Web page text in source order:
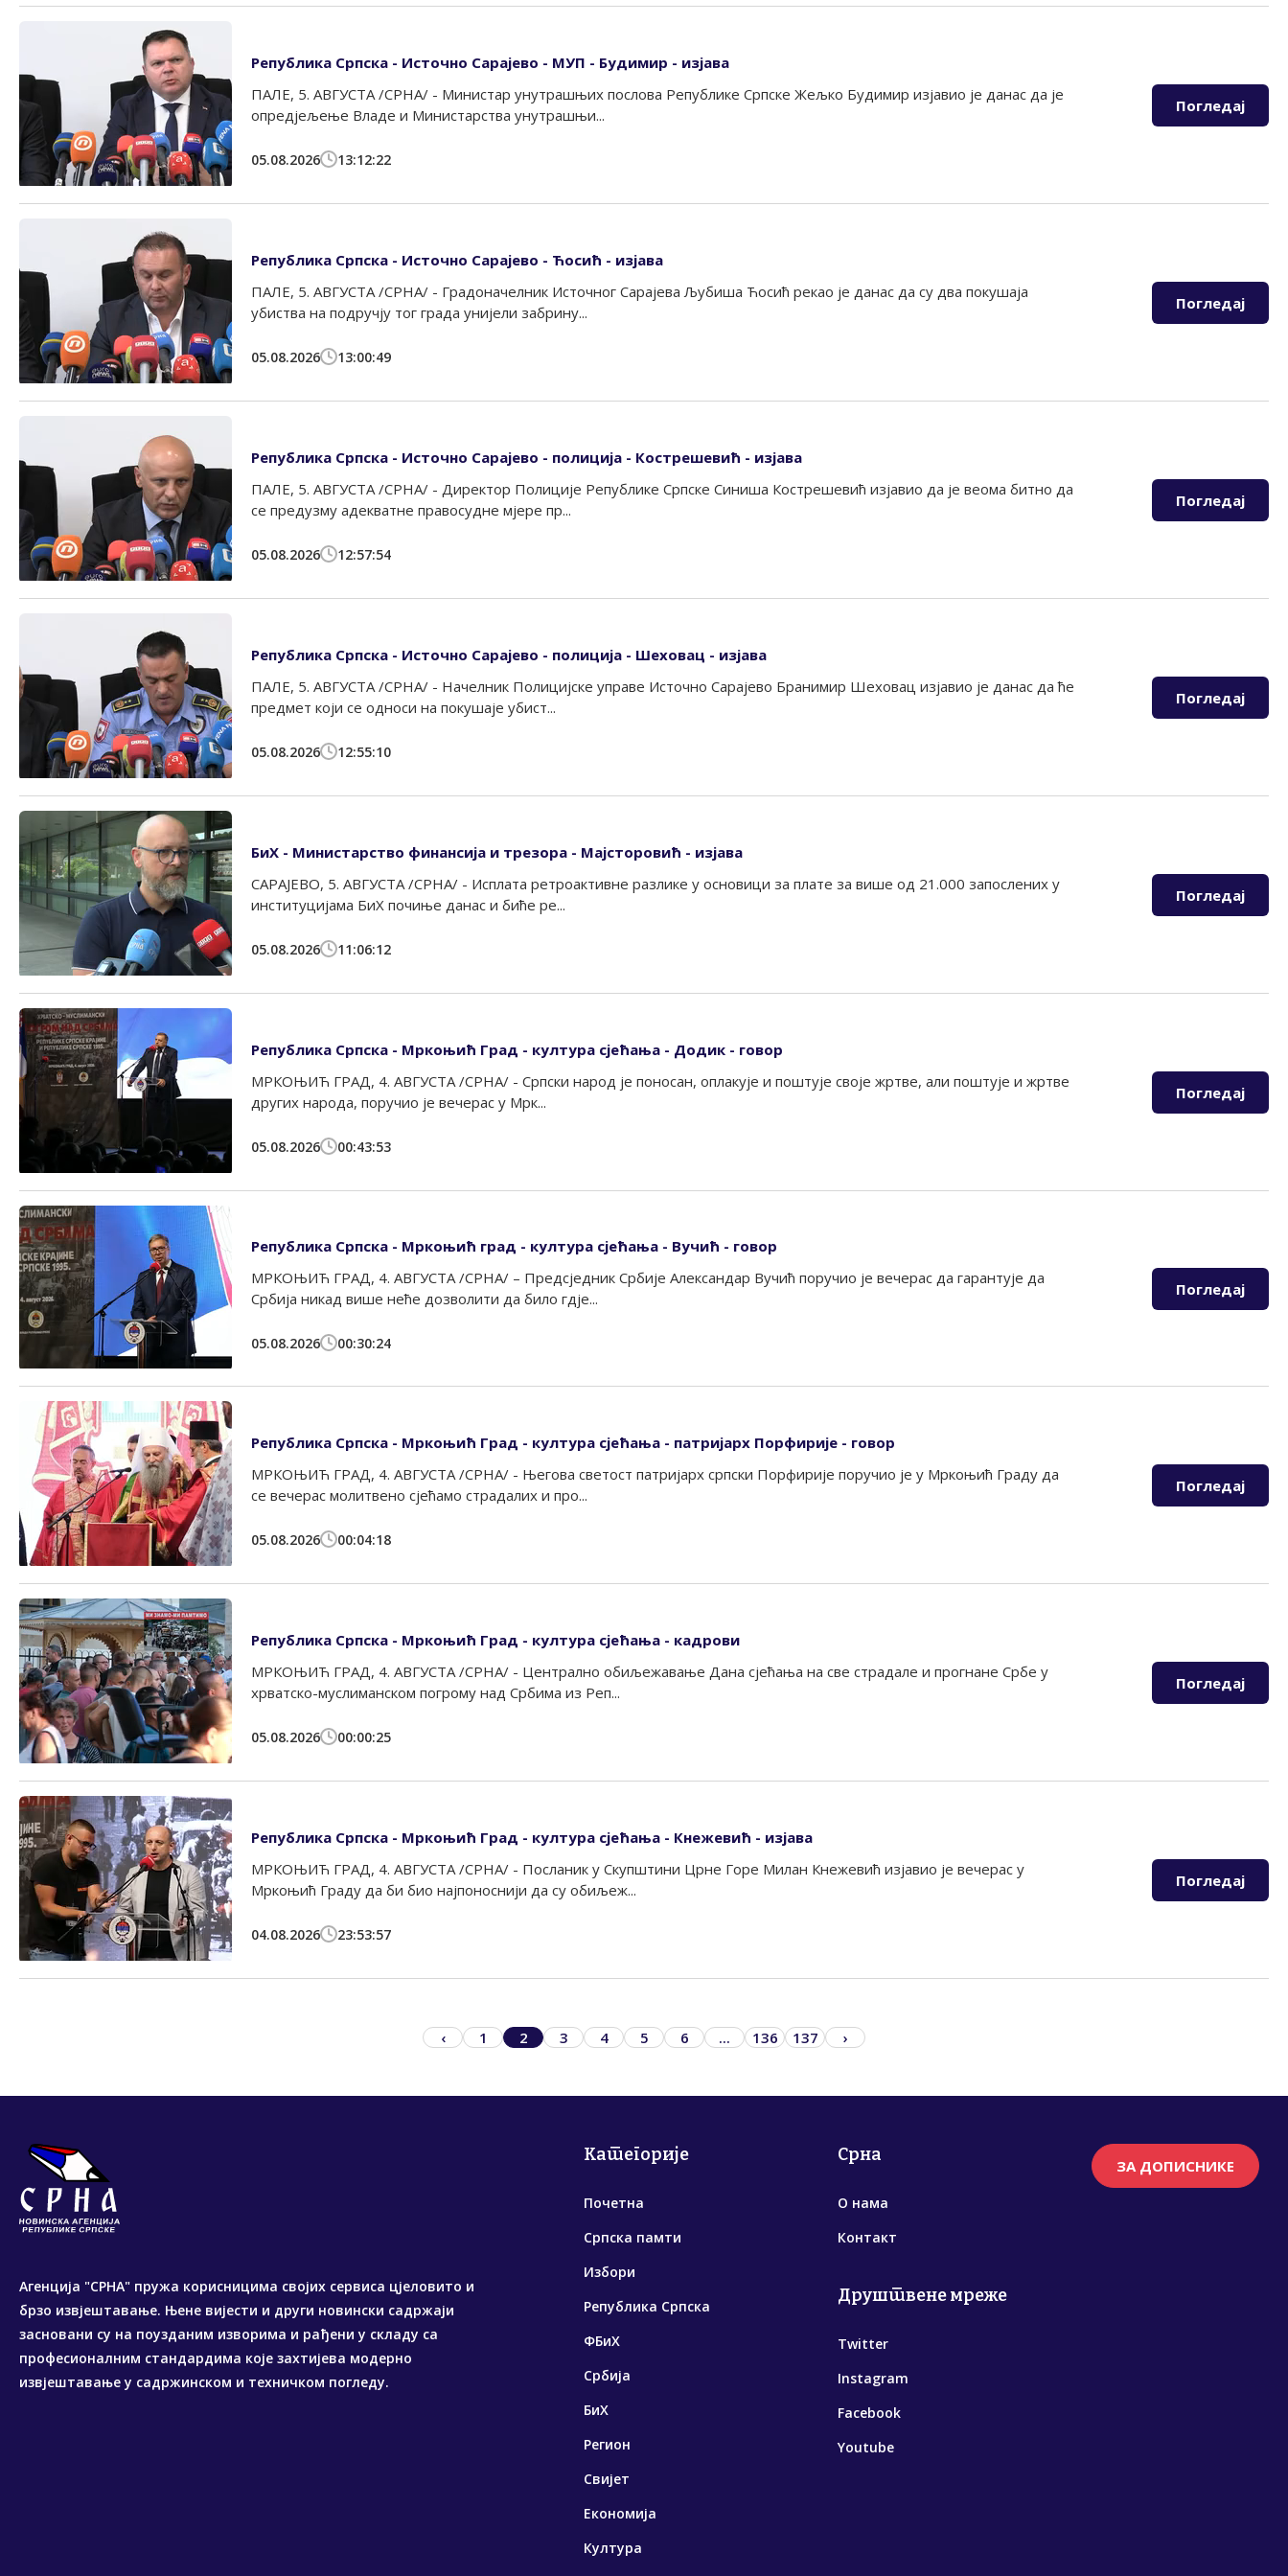
Република Српска - Источно Сарајево - МУП - Будимир - изјава
ПАЛЕ, 5. АВГУСТА /СРНА/ - Министар унутрашњих послова Републике Српске Жељко Будимир изјавио је данас да је
опредјељење Владе и Министарства унутрашњи...
05.08.2026 13:12:22
Погледај
Република Српска - Источно Сарајево - Ћосић - изјава
ПАЛЕ, 5. АВГУСТА /СРНА/ - Градоначелник Источног Сарајева Љубиша Ћосић рекао је данас да су два покушаја
убиства на подручју тог града унијели забрину...
05.08.2026 13:00:49
Погледај
Република Српска - Источно Сарајево - полиција - Кострешевић - изјава
ПАЛЕ, 5. АВГУСТА /СРНА/ - Директор Полиције Републике Српске Синиша Кострешевић изјавио да је веома битно да
се предузму адекватне правосудне мјере пр...
05.08.2026 12:57:54
Погледај
Република Српска - Источно Сарајево - полиција - Шеховац - изјава
ПАЛЕ, 5. АВГУСТА /СРНА/ - Начелник Полицијске управе Источно Сарајево Бранимир Шеховац изјавио је данас да ће
предмет који се односи на покушаје убист...
05.08.2026 12:55:10
Погледај
БиХ - Министарство финансија и трезора - Мајсторовић - изјава
САРАЈЕВО, 5. АВГУСТА /СРНА/ - Исплата ретроактивне разлике у основици за плате за више од 21.000 запослених у
институцијама БиХ почиње данас и биће ре...
05.08.2026 11:06:12
Погледај
Република Српска - Мркоњић Град - култура сјећања - Додик - говор
МРКОЊИЋ ГРАД, 4. АВГУСТА /СРНА/ - Српски народ је поносан, оплакује и поштује своје жртве, али поштује и жртве
других народа, поручио је вечерас у Мрк...
05.08.2026 00:43:53
Погледај
Република Српска - Мркоњић град - култура сјећања - Вучић - говор
МРКОЊИЋ ГРАД, 4. АВГУСТА /СРНА/ – Предсједник Србије Александар Вучић поручио је вечерас да гарантује да
Србија никад више неће дозволити да било гдје...
05.08.2026 00:30:24
Погледај
Република Српска - Мркоњић Град - култура сјећања - патријарх Порфирије - говор
МРКОЊИЋ ГРАД, 4. АВГУСТА /СРНА/ - Његова светост патријарх српски Порфирије поручио је у Мркоњић Граду да
се вечерас молитвено сјећамо страдалих и про...
05.08.2026 00:04:18
Погледај
Република Српска - Мркоњић Град - култура сјећања - кадрови
МРКОЊИЋ ГРАД, 4. АВГУСТА /СРНА/ - Централно обиљежавање Дана сјећања на све страдале и прогнане Србе у
хрватско-муслиманском погрому над Србима из Реп...
05.08.2026 00:00:25
Погледај
Република Српска - Мркоњић Град - култура сјећања - Кнежевић - изјава
МРКОЊИЋ ГРАД, 4. АВГУСТА /СРНА/ - Посланик у Скупштини Црне Горе Милан Кнежевић изјавио је вечерас у
Мркоњић Граду да би био најпоноснији да су обиљеж...
04.08.2026 23:53:57
Погледај
‹ 1 2 3 4 5 6 ... 136 137 ›
Агенција "СРНА" пружа корисницима својих сервиса цјеловито и
брзо извјештавање. Њене вијести и други новински садржаји
засновани су на поузданим изворима и рађени у складу са
професионалним стандардима које захтијева модерно
извјештавање у садржинском и техничком погледу.
Категорије
Почетна
Српска памти
Избори
Република Српска
ФБиХ
Србија
БиХ
Регион
Свијет
Економија
Култура
Срна
О нама
Контакт
Друштвене мреже
Twitter
Instagram
Facebook
Youtube
ЗА ДОПИСНИКЕ